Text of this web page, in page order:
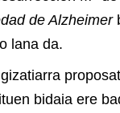
de Alzheimer
lana da.
bidaia ere